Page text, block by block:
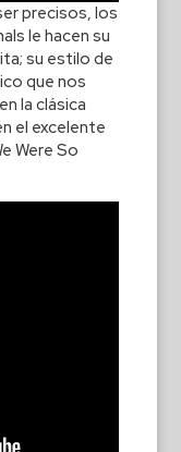
precisos, los
le hacen su
su estilo de
que nos
la clásica
el excelente
Were So